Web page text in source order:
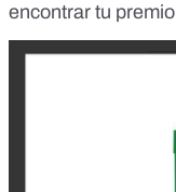
encontrar tu